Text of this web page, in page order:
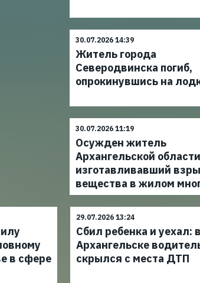
30.07.2026 14:39
Житель города
Северодвинска погиб,
опрокинувшись на
30.07.2026 11:19
Осужден житель
Архангельской
изготавливавший
вещества в жилом
в сфере
29.07.2026 13:24
Сбил ребенка и уехал: в
Архангельске
скрылся с места ДТП